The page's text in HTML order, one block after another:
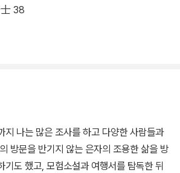
정형적인 사람들’을 만나 이야기를 듣고 사
음유시인’이라 불리며 제주에서 그 자신 역
한 결의 삶을 꾸려가는 가수 루시드 폴이 추
그널>은 ‘포르톨라노가 남긴 빛의 기록’이
아름다운 이들을 향한 송가’다.
士 38
나는 많은 조사를 하고 다양한 사람들과
방문을 반기지 않는 은자의 조용한 삶을 방
기도 했고, 모험소설과 여행서를 탐독한 뒤